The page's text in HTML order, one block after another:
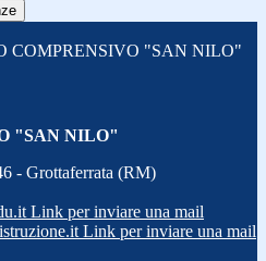
COMPRENSIVO "SAN NILO"
"SAN NILO"
- Grottaferrata (RM)
Link per inviare una mail
Link per inviare una mail